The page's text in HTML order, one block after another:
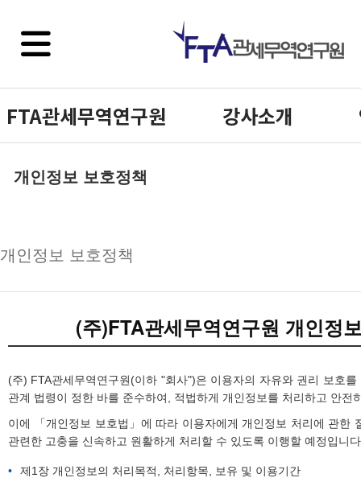
FTA관세무역연구원 강사소개
개인정보 보호정책
개인정보 보호정책
(주)FTA관세무역연구원 개인정
(주) FTA관세무역연구원(이하 "회사")은 이용자의 자유와 권리 보호
관계 법령이 정한 바를 준수하여, 적법하게 개인정보를 처리하고 안전
이에 「개인정보 보호법」에 따라 이용자에게 개인정보 처리에 관한
관련한 고충을 신속하고 원활하게 처리할 수 있도록 이행할 예정입니
제1장 개인정보의 처리목적, 처리항목, 보유 및 이용기간